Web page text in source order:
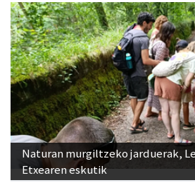
Naturan murgiltzeko jarduerak,
Etxearen eskutik